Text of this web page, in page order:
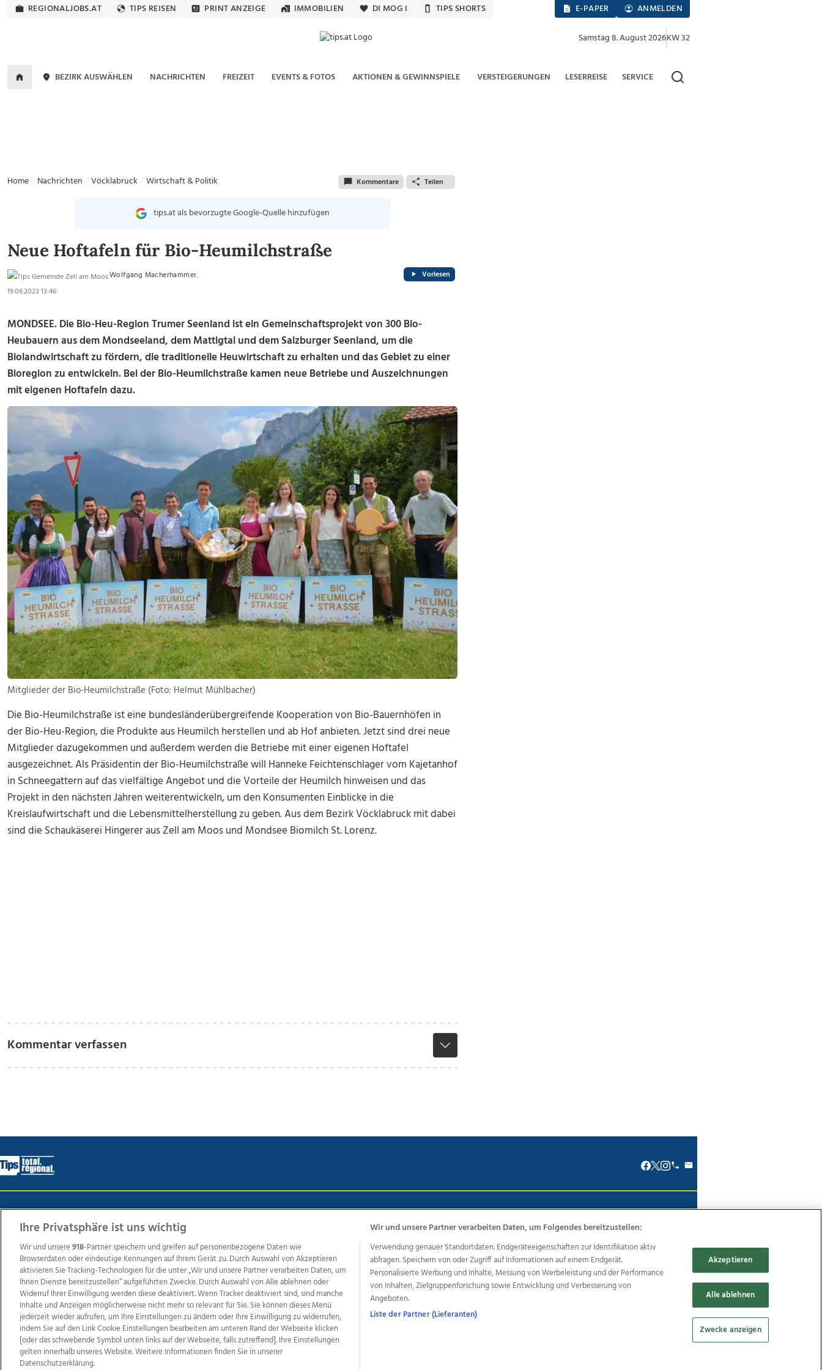
REGIONALJOBS.AT TIPS REISEN PRINT ANZEIGE IMMOBILIEN DI MOG I TIPS SHORTS E-PAPER ANMELDEN
Samstag 8. August 2026KW 32
BEZIRK AUSWÄHLEN NACHRICHTEN FREIZEIT EVENTS & FOTOS AKTIONEN & GEWINNSPIELE VERSTEIGERUNGEN LESERREISE SERVICE
Home Nachrichten Vöcklabruck Wirtschaft & Politik Kommentare Teilen
tips.at als bevorzugte Google-Quelle hinzufügen
Neue Hoftafeln für Bio-Heumilchstraße
Wolfgang Macherhammer,
19.06.2023 13:46
Vorlesen
MONDSEE. Die Bio-Heu-Region Trumer Seenland ist ein Gemeinschaftsprojekt von 300 Bio-
Heubauern aus dem Mondseeland, dem Mattigtal und dem Salzburger Seenland, um die
Biolandwirtschaft zu fördern, die traditionelle Heuwirtschaft zu erhalten und das Gebiet zu einer
Bioregion zu entwickeln. Bei der Bio-Heumilchstraße kamen neue Betriebe und Auszeichnungen
mit eigenen Hoftafeln dazu.
Mitglieder der Bio-Heumilchstraße (Foto: Helmut Mühlbacher)
Die Bio-Heumilchstraße ist eine bundesländerübergreifende Kooperation von Bio-Bauernhöfen in
der Bio-Heu-Region, die Produkte aus Heumilch herstellen und ab Hof anbieten. Jetzt sind drei neue
Mitglieder dazugekommen und außerdem werden die Betriebe mit einer eigenen Hoftafel
ausgezeichnet. Als Präsidentin der Bio-Heumilchstraße will Hanneke Feichtenschlager vom Kajetanhof
in Schneegattern auf das vielfältige Angebot und die Vorteile der Heumilch hinweisen und das
Projekt in den nächsten Jahren weiterentwickeln, um den Konsumenten Einblicke in die
Kreislaufwirtschaft und die Lebensmittelherstellung zu geben. Aus dem Bezirk Vöcklabruck mit dabei
sind die Schaukäserei Hingerer aus Zell am Moos und Mondsee Biomilch St. Lorenz.
Kommentar verfassen
Weitere Angebote des Medienhauses Wimmer
TV1 di-mog-i.at OÖNow Ischler Woche Life Radio OÖNachrichten OÖN Immobilien OÖN Karriere OÖN Reise
Promenaden Galerien
Regionaljobs
wasistlos.at wirtrauern.at
Copyrights © 2026 Tips Zeitungs GmbH & Co KG
Ihre Privatsphäre ist uns wichtig
Wir und unsere918-Partner speichern und greifen auf personenbezogene Daten wie
Browserdaten oder eindeutige Kennungen auf Ihrem Gerät zu. Durch Auswahl von Akzeptieren
aktivieren Sie Tracking-Technologien für die unter „Wir und unsere Partner verarbeiten Daten, um
Ihnen Dienste bereitzustellen“ aufgeführten Zwecke. Durch Auswahl von Alle ablehnen oder
Widerruf Ihrer Einwilligung werden diese deaktiviert. Wenn Tracker deaktiviert sind, sind manche
Inhalte und Anzeigen möglicherweise nicht mehr so relevant für Sie. Sie können dieses Menü
jederzeit wieder aufrufen, um Ihre Einstellungen zu ändern oder Ihre Einwilligung zu widerrufen,
indem Sie auf den Link Cookie Einstellungen bearbeiten am unteren Rand der Webseite klicken
[oder das schwebende Symbol unten links auf der Webseite, falls zutreffend]. Ihre Einstellungen
gelten innerhalb unseres Website. Weitere Informationen finden Sie in unserer
Datenschutzerklärung.
Wir und unsere Partner verarbeiten Daten, um Folgendes bereitzustellen:
Verwendung genauer Standortdaten. Endgeräteeigenschaften zur Identifikation aktiv
abfragen. Speichern von oder Zugriff auf Informationen auf einem Endgerät.
Personalisierte Werbung und Inhalte, Messung von Werbeleistung und der Performance
von Inhalten, Zielgruppenforschung sowie Entwicklung und Verbesserung von
Angeboten.
Liste der Partner (Lieferanten)
Akzeptieren
Alle ablehnen
Zwecke anzeigen